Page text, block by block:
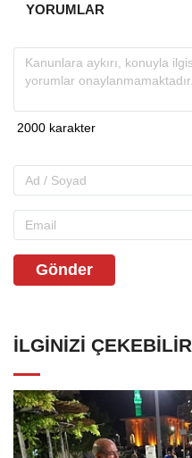
YORUMLAR
Gönder
İLGINIZI ÇEKEBILIR